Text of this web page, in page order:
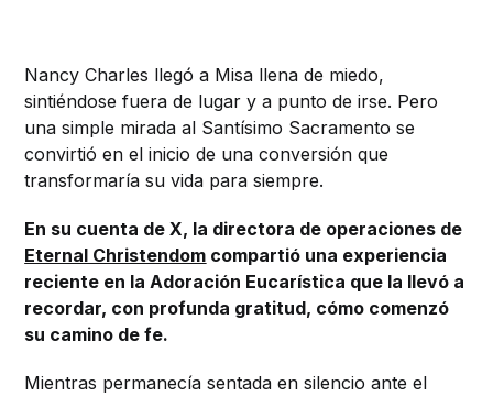
Nancy Charles llegó a Misa llena de miedo,
sintiéndose fuera de lugar y a punto de irse. Pero
una simple mirada al Santísimo Sacramento se
convirtió en el inicio de una conversión que
transformaría su vida para siempre.
En su cuenta de X, la directora de operaciones de
Eternal Christendom compartió una experiencia
reciente en la Adoración Eucarística que la llevó a
recordar, con profunda gratitud, cómo comenzó
su camino de fe.
Mientras permanecía sentada en silencio ante el